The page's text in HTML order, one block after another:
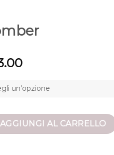
AGGIUNGI AL CARRELLO